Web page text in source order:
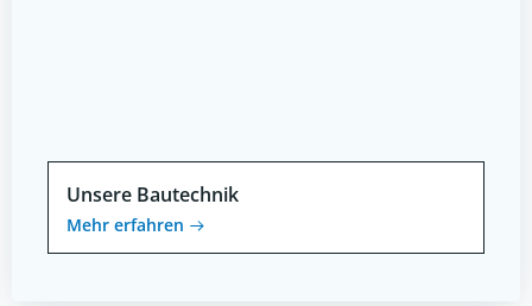
Unsere Bautechnik
Mehr erfahren